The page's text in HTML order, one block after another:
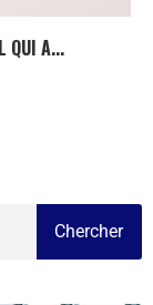
QUI A...
Chercher